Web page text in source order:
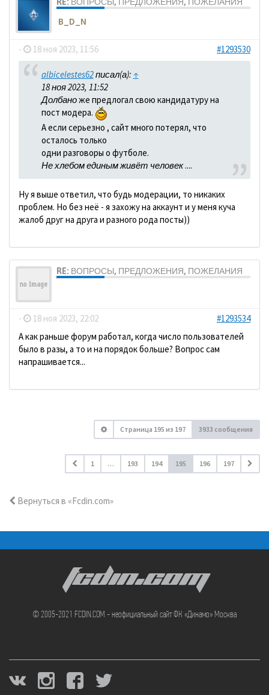
B_D_N
- 18 ноя 2023, 11:56 #1293530
albicelestes62писал(а): ↑
18 ноя 2023, 11:52
Долбаноже предлогал свою кандидатуру на
пост модера.
А если серьезно , сайт много потерял, что
осталось только
одни разговоры о футболе.
Не хлебом единым живёт человек....
Ну я выше ответил, что будь модерации, то никаких
проблем. Но без неё - я захожу на аккаунт и у меня куча
жалоб друг на друга и разного рода посты))
RE: ВОПРОСЫ, ПРЕДЛОЖЕНИЯ, ПОЖЕЛАНИЯ
- 18 ноя 2023, 22:02
#1293534
А как раньше форум работал, когда число пользователей
было в разы, а то и на порядок больше? Вопрос сам
напрашивается...
Страница 195 из 197 3933 сообщения
1 … 193 194 195 196 197
Вернуться в «Fcdin.com»
FCDIN.COM
© 2005-2021 FCDIN.COM - неофициальный сайт ФК «Динамо» Москва